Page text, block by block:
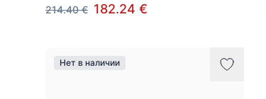
214.40 € 182.24 €
Нет в наличии